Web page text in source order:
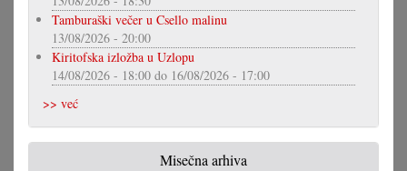
Tamburaški večer u Csello malinu
13/08/2026 - 20:00
Kiritofska izložba u Uzlopu
14/08/2026 - 18:00 do 16/08/2026 - 17:00
>> već
Misečna arhiva